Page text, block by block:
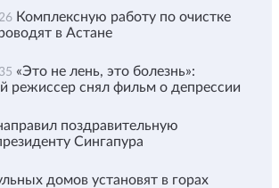
Комплексную работу по очистке
в Астане
«Это не лень, это болезнь»:
режиссер снял фильм о депрессии
поздравительную
Сингапура
домов установят в горах